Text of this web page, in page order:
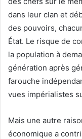
dans leur clan et
des pouvoirs,
État. Le risque de
la population à
génération après
farouche
vues impérialistes
Mais une autre
économique a